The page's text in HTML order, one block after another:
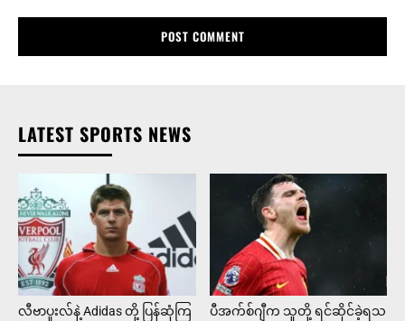
LATEST SPORTS NEWS
လီဗာပူးလ်နဲ့ Adidas တို့ ပြန်ဆုံကြ
ပီအက်စ်ဂျီက သူတို့ ရင်ဆိုင်ခဲ့ရသ